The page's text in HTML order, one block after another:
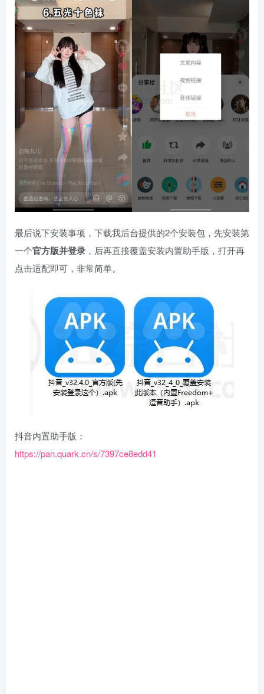
最后说下安装事项，下载我后台提供的2个安装包，先安装第
一个官方版并登录 ，后再直接覆盖安装内置助手版，打开再
点击适配即可，非常简单。
抖音内置助手版：
https://pan.quark.cn/s/7397ce8edd41